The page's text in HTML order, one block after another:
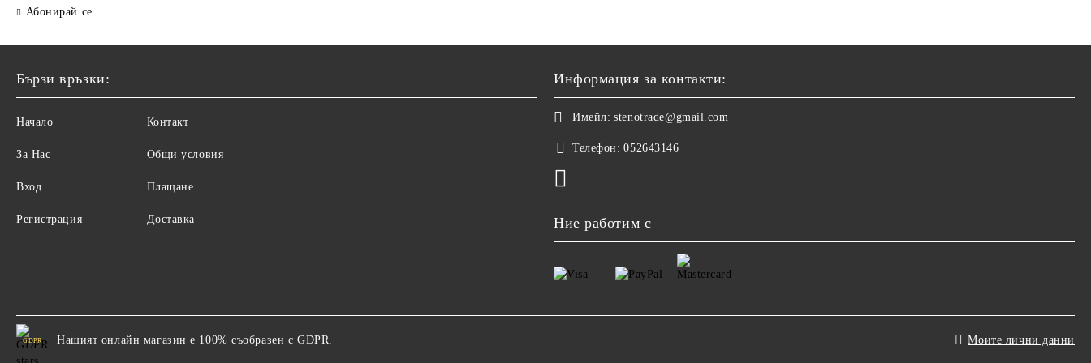
Абонирай се
Бързи връзки:
Начало
За Нас
Вход
Регистрация
Контакт
Общи условия
Плащане
Доставка
Информация за контакти:
Имейл: stenotrade@gmail.com
Телефон: 052643146
Ние работим с
GDPR Нашият онлайн магазин е 100% съобразен с GDPR. Моите лични данни